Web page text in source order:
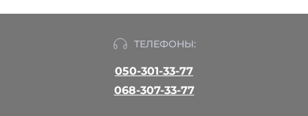
ТЕЛЕФОНЫ:
050-301-33-77
068-307-33-77